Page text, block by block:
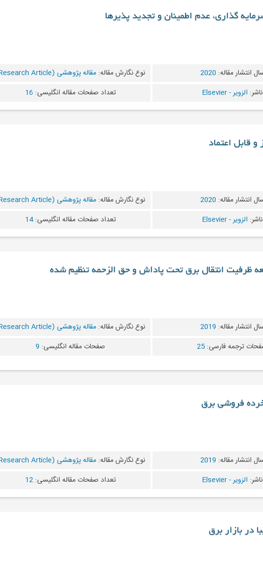
گذاری، عدم اطمینان و تجدید پذیرها
انتشار مقاله: 2020 نوع نگارش مقاله: مقاله پژوهشی (Research Article)
ناشر: الزویر - Elsevier تعداد صفحات مقاله انگلیسی: 16
و قابل اعتماد
انتشار مقاله: 2020 نوع نگارش مقاله: مقاله پژوهشی (Research Article)
ناشر: الزویر - Elsevier تعداد صفحات مقاله انگلیسی:14
ظرفیت انتقال برق تحت پاداش و حق الزحمه تنظیم شده
انتشار مقاله: 2019 نوع نگارش مقاله: مقاله پژوهشی (Research Article)
ترجمه فارسی: 25 صفحات مقاله انگلیسی: 9
فروشی برق
انتشار مقاله: 2019 نوع نگارش مقاله: مقاله پژوهشی (Research Article)
ناشر: الزویر - Elsevier تعداد صفحات مقاله انگلیسی:12
در بازار برق